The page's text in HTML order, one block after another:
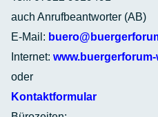
auch Anrufbeantworter (AB)
E-Mail:
Internet:
oder
Kontaktformular